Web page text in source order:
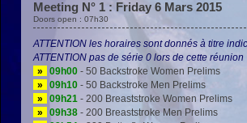
Meeting N° 1 : Friday 6 Mars 2015
Doors open : 07h30
ATTENTION les horaires sont donnés à titre
ATTENTION pas de série 0 lors de cette réunion
»
09h00 - 50 Backstroke Women Prelims
»
09h10 - 50 Backstroke Men Prelims
»
09h21 - 200 Breaststroke Women Prelims
»
09h38 - 200 Breaststroke Men Prelims